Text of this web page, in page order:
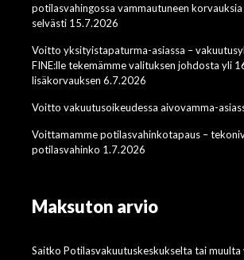
potilasvahingossa vammautuneen
selvästi 15.7.2026
Voitto yksityistapaturma-asiassa –
FINE:lle tekemämme valituksen johdosta yli
lisäkorvauksen 6.7.2026
Voitto vakuutusoikeudessa aivovamma-
Voittamamme potilasvahinkotapaus –
potilasvahinko 1.7.2026
Maksuton arvio
Saitko Potilasvakuutuskeskukselta tai